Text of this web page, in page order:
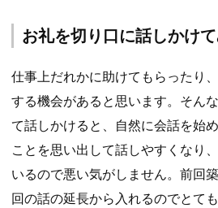
お礼を切り口に話しかけ
仕事上だれかに助けてもらったり
する機会があると思います。そん
て話しかけると、自然に会話を始
ことを思い出して話しやすくなり
いるので悪い気がしません。前回
回の話の延長から入れるのでとて